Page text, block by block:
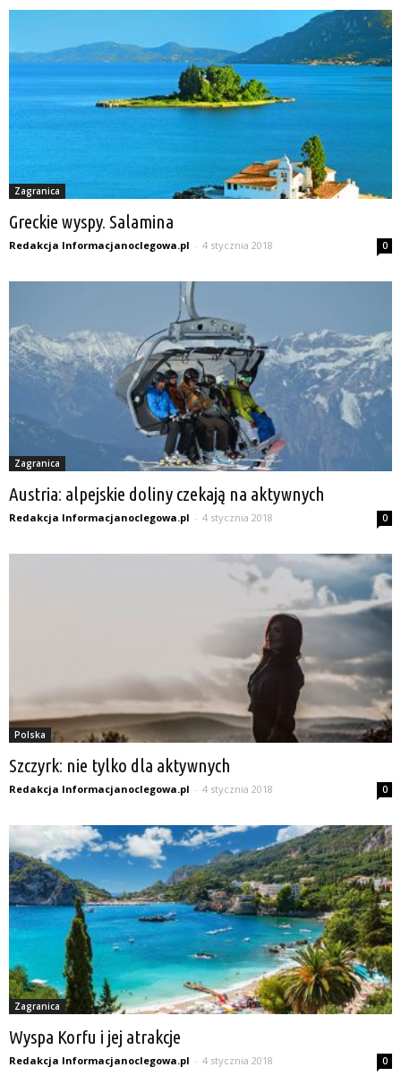
Zagranica
Greckie wyspy. Salamina
Redakcja Informacjanoclegowa.pl - 4 stycznia 2018 0
Zagranica
Austria: alpejskie doliny czekają na aktywnych
Redakcja Informacjanoclegowa.pl - 4 stycznia 2018 0
Polska
Szczyrk: nie tylko dla aktywnych
Redakcja Informacjanoclegowa.pl - 4 stycznia 2018 0
Zagranica
Wyspa Korfu i jej atrakcje
Redakcja Informacjanoclegowa.pl - 4 stycznia 2018 0